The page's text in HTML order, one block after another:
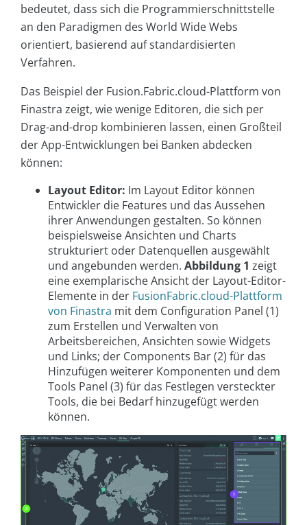
bedeutet, dass sich die Programmierschnittstelle
an den Paradigmen des World Wide Webs
orientiert, basierend auf standardisierten
Verfahren.
Das Beispiel der Fusion.Fabric.cloud-Plattform von
Finastra zeigt, wie wenige Editoren, die sich per
Drag-and-drop kombinieren lassen, einen Großteil
der App-Entwicklungen bei Banken abdecken
können:
Layout Editor: Im Layout Editor können
Entwickler die Features und das Aussehen
ihrer Anwendungen gestalten. So können
beispielsweise Ansichten und Charts
strukturiert oder Datenquellen ausgewählt
und angebunden werden. Abbildung 1 zeigt
eine exemplarische Ansicht der Layout-Editor-
Elemente in der FusionFabric.cloud-Plattform
von Finastra mit dem Configuration Panel (1)
zum Erstellen und Verwalten von
Arbeitsbereichen, Ansichten sowie Widgets
und Links; der Components Bar (2) für das
Hinzufügen weiterer Komponenten und dem
Tools Panel (3) für das Festlegen versteckter
Tools, die bei Bedarf hinzugefügt werden
können.